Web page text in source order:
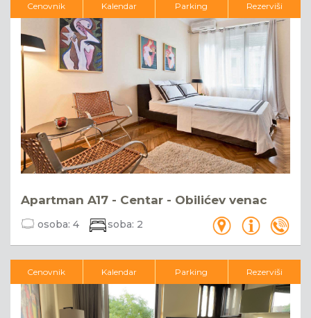
Apartman A17 - Centar - Obilićev venac
osoba: 4 soba: 2
Cenovnik Kalendar Parking Rezerviši
Cenovnik Kalendar Parking Rezerviši